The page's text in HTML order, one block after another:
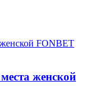
женской